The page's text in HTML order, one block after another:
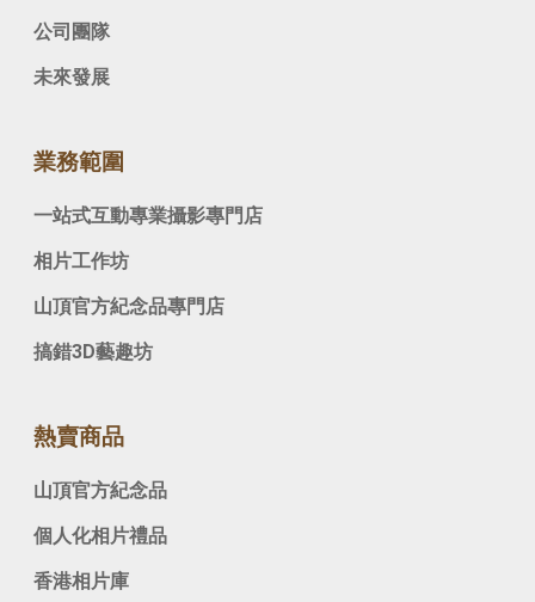
公司團隊
未來發展
業務範圍
一站式互動專業攝影專門店
相片工作坊
山頂官方紀念品專門店
搞錯3D藝趣坊
熱賣商品
山頂官方紀念品
個人化相片禮品
香港相片庫